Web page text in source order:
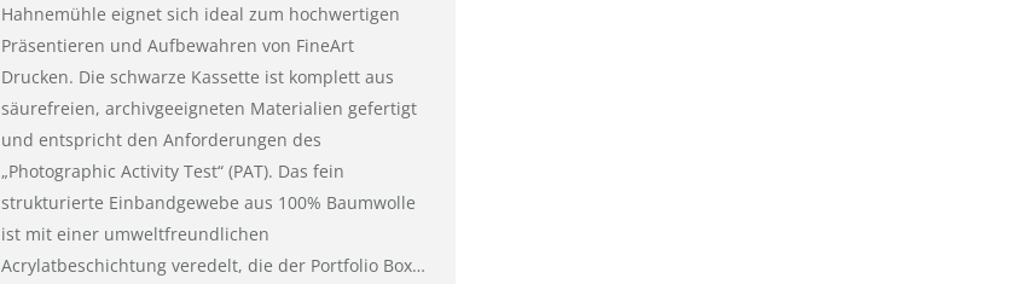
Hahnemühle eignet sich ideal zum hochwertigen
Präsentieren und Aufbewahren von FineArt
Drucken. Die schwarze Kassette ist komplett aus
säurefreien, archivgeeigneten Materialien gefertigt
und entspricht den Anforderungen des
„Photographic Activity Test“ (PAT). Das fein
strukturierte Einbandgewebe aus 100% Baumwolle
ist mit einer umweltfreundlichen
Acrylatbeschichtung veredelt, die der Portfolio Box…